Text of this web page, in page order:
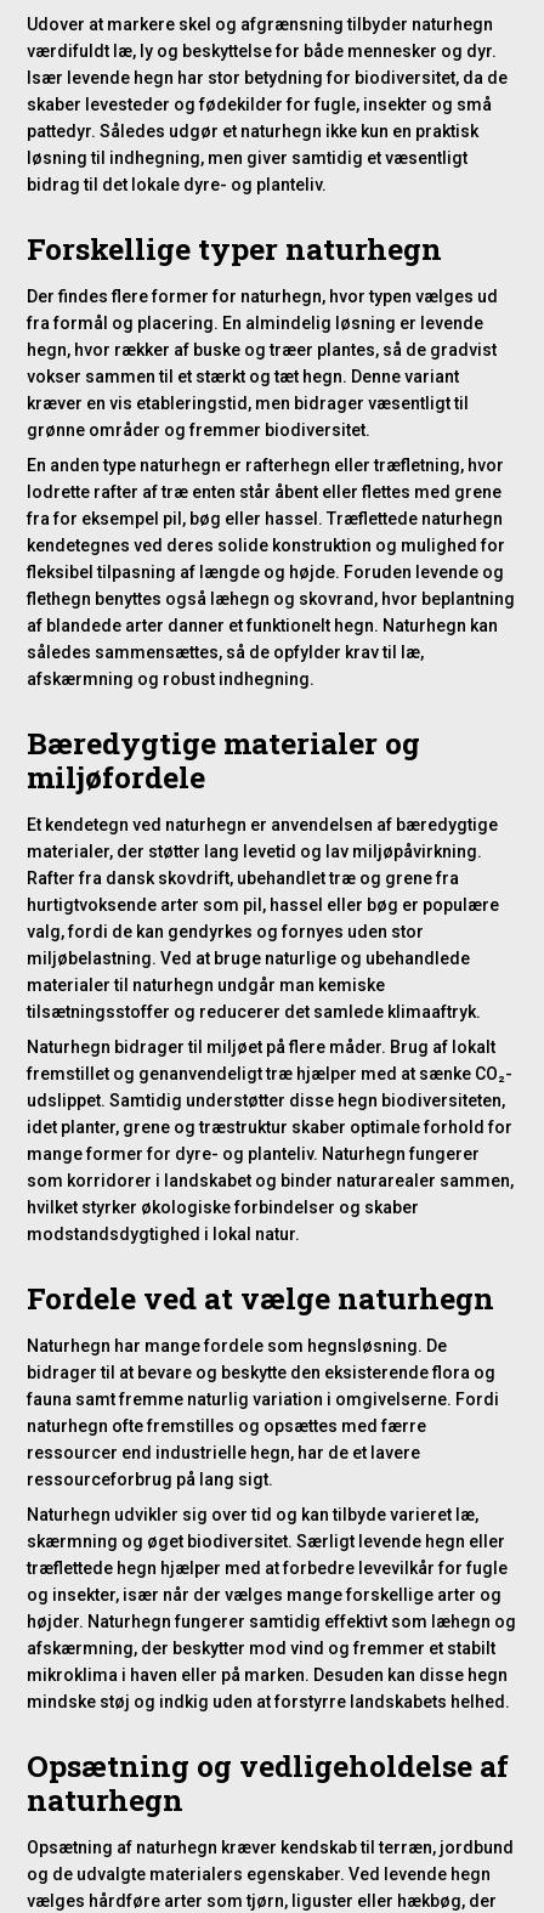
Udover at markere skel og afgrænsning tilbyder naturhegn
værdifuldt læ, ly og beskyttelse for både mennesker og dyr.
Især levende hegn har stor betydning for biodiversitet, da de
skaber levesteder og fødekilder for fugle, insekter og små
pattedyr. Således udgør et naturhegn ikke kun en praktisk
løsning til indhegning, men giver samtidig et væsentligt
bidrag til det lokale dyre- og planteliv.
Forskellige typer naturhegn
Der findes flere former for naturhegn, hvor typen vælges ud
fra formål og placering. En almindelig løsning er levende
hegn, hvor rækker af buske og træer plantes, så de gradvist
vokser sammen til et stærkt og tæt hegn. Denne variant
kræver en vis etableringstid, men bidrager væsentligt til
grønne områder og fremmer biodiversitet.
En anden type naturhegn er rafterhegn eller træfletning, hvor
lodrette rafter af træ enten står åbent eller flettes med grene
fra for eksempel pil, bøg eller hassel. Træflettede naturhegn
kendetegnes ved deres solide konstruktion og mulighed for
fleksibel tilpasning af længde og højde. Foruden levende og
flethegn benyttes også læhegn og skovrand, hvor beplantning
af blandede arter danner et funktionelt hegn. Naturhegn kan
således sammensættes, så de opfylder krav til læ,
afskærmning og robust indhegning.
Bæredygtige materialer og
miljøfordele
Et kendetegn ved naturhegn er anvendelsen af bæredygtige
materialer, der støtter lang levetid og lav miljøpåvirkning.
Rafter fra dansk skovdrift, ubehandlet træ og grene fra
hurtigtvoksende arter som pil, hassel eller bøg er populære
valg, fordi de kan gendyrkes og fornyes uden stor
miljøbelastning. Ved at bruge naturlige og ubehandlede
materialer til naturhegn undgår man kemiske
tilsætningsstoffer og reducerer det samlede klimaaftryk.
Naturhegn bidrager til miljøet på flere måder. Brug af lokalt
fremstillet og genanvendeligt træ hjælper med at sænke CO₂-
udslippet. Samtidig understøtter disse hegn biodiversiteten,
idet planter, grene og træstruktur skaber optimale forhold for
mange former for dyre- og planteliv. Naturhegn fungerer
som korridorer i landskabet og binder naturarealer sammen,
hvilket styrker økologiske forbindelser og skaber
modstandsdygtighed i lokal natur.
Fordele ved at vælge naturhegn
Naturhegn har mange fordele som hegnsløsning. De
bidrager til at bevare og beskytte den eksisterende flora og
fauna samt fremme naturlig variation i omgivelserne. Fordi
naturhegn ofte fremstilles og opsættes med færre
ressourcer end industrielle hegn, har de et lavere
ressourceforbrug på lang sigt.
Naturhegn udvikler sig over tid og kan tilbyde varieret læ,
skærmning og øget biodiversitet. Særligt levende hegn eller
træflettede hegn hjælper med at forbedre levevilkår for fugle
og insekter, især når der vælges mange forskellige arter og
højder. Naturhegn fungerer samtidig effektivt som læhegn og
afskærmning, der beskytter mod vind og fremmer et stabilt
mikroklima i haven eller på marken. Desuden kan disse hegn
mindske støj og indkig uden at forstyrre landskabets helhed.
Opsætning og vedligeholdelse af
naturhegn
Opsætning af naturhegn kræver kendskab til terræn, jordbund
og de udvalgte materialers egenskaber. Ved levende hegn
vælges hårdføre arter som tjørn, liguster eller hækbøg, der